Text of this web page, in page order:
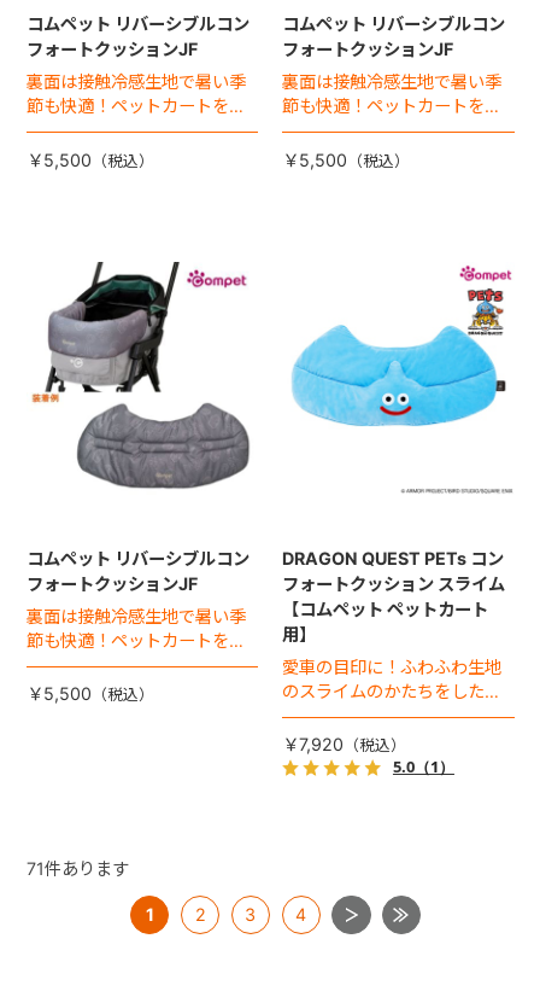
コムペット リバーシブルコン
フォートクッションJF
裏面は接触冷感生地で暑い季
節も快適！ペットカートをお
しゃれに・かわいく・かっこ
よく！
￥5,500
コムペット リバーシブルコン
フォートクッションJF
裏面は接触冷感生地で暑い季
節も快適！ペットカートをお
しゃれに・かわいく・かっこ
よく！
￥5,500
コムペット リバーシブルコン
フォートクッションJF
裏面は接触冷感生地で暑い季
節も快適！ペットカートをお
しゃれに・かわいく・かっこ
よく！
￥5,500
DRAGON QUEST PETs コン
フォートクッション スライム
【コムペット ペットカート
用】
愛車の目印に！ふわふわ生地
のスライムのかたちをした、
あごのせクッション。
￥7,920
5.0（1）
71件あります
1 2 3 4